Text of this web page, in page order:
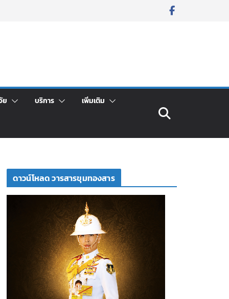
ย บริการ เพิ่มเติม
ดาวน์โหลด วารสารขุมทองสาร